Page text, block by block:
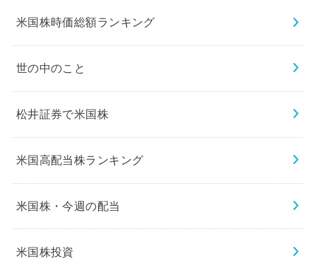
米国株時価総額ランキング
世の中のこと
松井証券で米国株
米国高配当株ランキング
米国株・今週の配当
米国株投資